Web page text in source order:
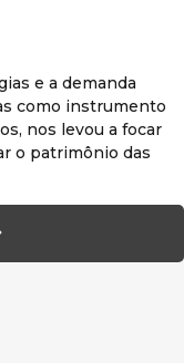
e a demanda
como instrumento
nos levou a focar
o patrimônio das